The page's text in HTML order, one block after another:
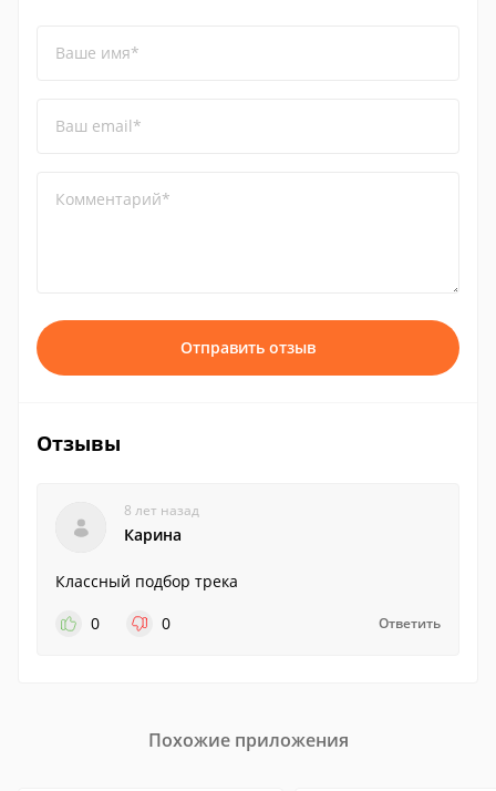
Ваше имя*
Ваш email*
Комментарий*
Отправить отзыв
Отзывы
8 лет назад
Карина
Классный подбор трека
0
0 Ответить
Похожие приложения